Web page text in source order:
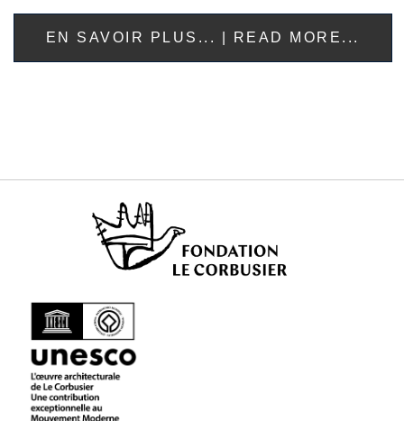
EN SAVOIR PLUS... | READ MORE...